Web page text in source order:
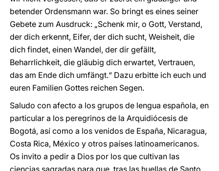
betender Ordensmann war. So bringt es eines seiner
Gebete zum Ausdruck: „Schenk mir, o Gott, Verstand,
der dich erkennt, Eifer, der dich sucht, Weisheit, die
dich findet, einen Wandel, der dir gefällt,
Beharrlichkeit, die gläubig dich erwartet, Vertrauen,
das am Ende dich umfängt.“ Dazu erbitte ich euch und
euren Familien Gottes reichen Segen.
Saludo con afecto a los grupos de lengua española, en
particular a los peregrinos de la Arquidiócesis de
Bogotá, así como a los venidos de España, Nicaragua,
Costa Rica, México y otros países latinoamericanos.
Os invito a pedir a Dios por los que cultivan las
ciencias sagradas para que, tras las huellas de Santo